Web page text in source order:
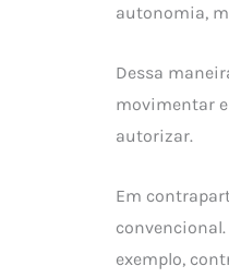
autonomia,
Dessa
movimentar
autorizar.
Em
exemplo,